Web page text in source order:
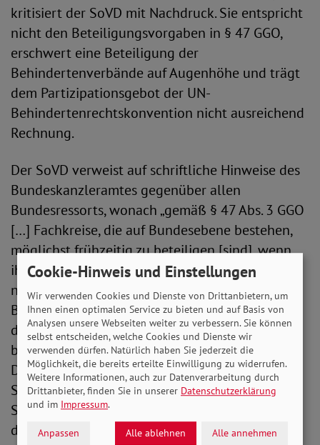
kritisiert der SoVD mit Nachdruck. Sie entspricht
nicht den Beteiligungsvorgaben in § 47 GGO,
erschwert eine Beteiligung der
Behindertenverbände auf Augenhöhe und trägt
dem Partizipationsgebot der UN-
Behindertenrechtskonvention nicht ausreichend
Rechnung.
Der SoVD verweist auf schriftliche Hinweise des
Bundeskanzleramtes gegenüber allen
Bundesressorts, wonach „gemäß § 47 Abs. 3 GGO
[…] Fachkreise, die auf Bundesebene bestehen,
möglichst frühzeitig zu beteiligen [sind], wenn
ihre Belange berührt sind. […] Die in der GGO
normierte Regelfrist von 4 Wochen für andere
Beteiligungen (§ 50 GGO) kann als Orientierung
dienen. Sehr kurze Fristen sollten die Ausnahme
bilden und entsprechend begründet werden.“
Diese im Rahmen eines unter Beteiligung des
SoVD durchgeführten BGG-
Schlichtungsverfahrens ergangenen Hinweise
des Bundeskanzleramtes setzt das BMAS
Cookie-Hinweis und Einstellungen
Wir verwenden Cookies und Dienste von Drittanbietern, um
Ihnen einen optimalen Service zu bieten und auf Basis von
Analysen unsere Webseiten weiter zu verbessern. Sie können
selbst entscheiden, welche Cookies und Dienste wir
verwenden dürfen. Natürlich haben Sie jederzeit die
Möglichkeit, die bereits erteilte Einwilligung zu widerrufen.
Weitere Informationen, auch zur Datenverarbeitung durch
Drittanbieter, finden Sie in unserer Datenschutzerklärung
und im Impressum.
Anpassen Alle ablehnen Alle annehmen